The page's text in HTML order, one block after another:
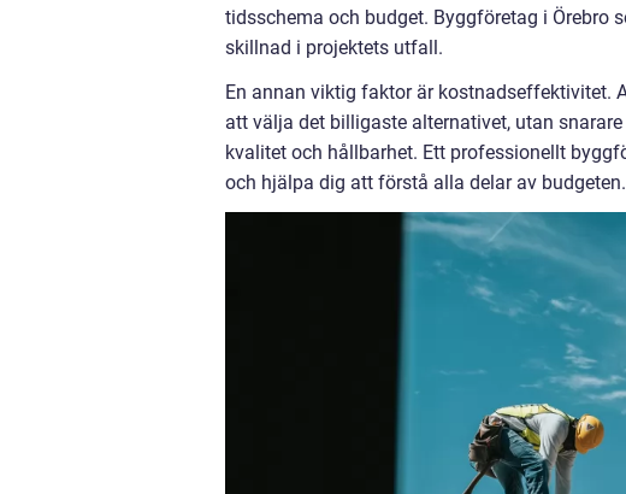
tidsschema och budget. Byggföretag i Örebro
skillnad i projektets utfall.
En annan viktig faktor är kostnadseffektivitet.
att välja det billigaste alternativet, utan
kvalitet och hållbarhet. Ett professionellt
och hjälpa dig att förstå alla delar av budgeten.